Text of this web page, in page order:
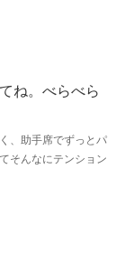
ね。べらべら
、助手席でずっとパ
そんなにテンション